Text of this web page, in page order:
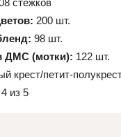
стежков
200 шт.
98 шт.
ДМС (мотки): 122 шт.
крест/петит-
4 из 5